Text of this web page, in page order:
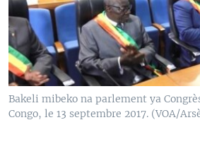
SÉCURITÉ
SCIENCE/TECHNOLOGIE
SPORTS
Bakeli mibeko na parlement ya
Congo, le 13 septembre 2017. (VOA/